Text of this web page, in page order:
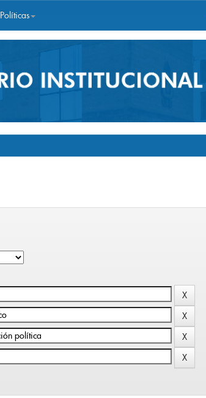
Políticas